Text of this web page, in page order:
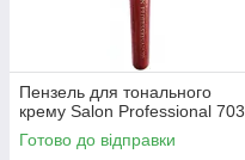
Пензель для тонального
крему Salon Professional 703
Готово до відправки